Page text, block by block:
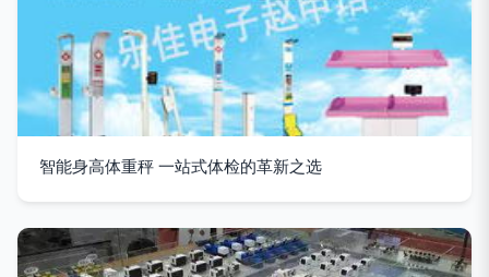
智能身高体重秤 一站式体检的革新之选